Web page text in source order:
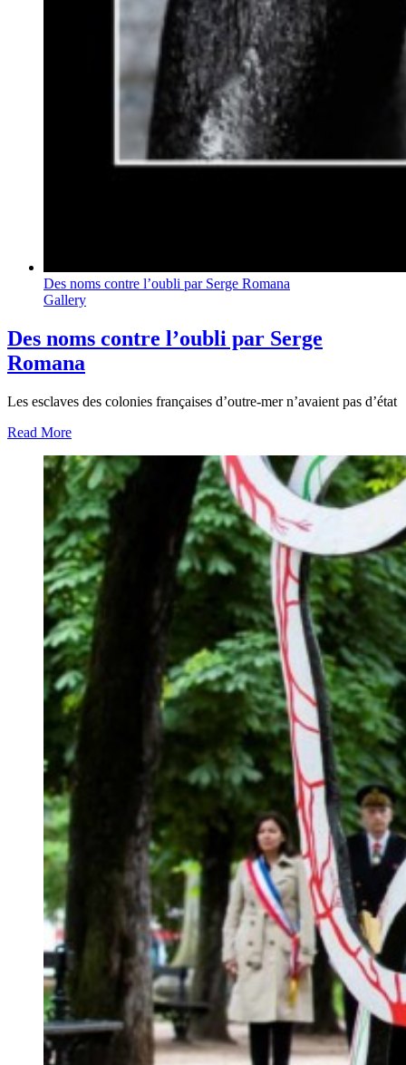
Des noms contre l’oubli par Serge Romana
Gallery
Des noms contre l’oubli par Serge
Romana
Les esclaves des colonies françaises d’outre-mer n’avaient pas d’état
Read More